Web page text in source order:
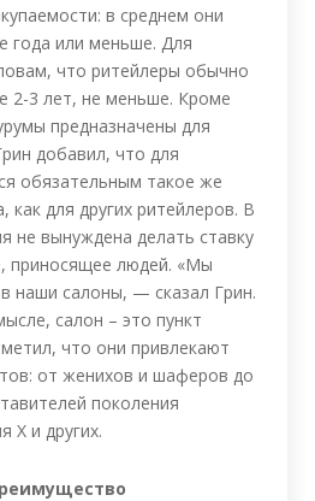
в среднем они
года или меньше. Для
что ритейлеры обычно
2-3 лет, не меньше. Кроме
предназначены для
добавил, что для
обязательным такое же
как для других ритейлеров. В
не вынуждена делать ставку
приносящее людей. «Мы
наши салоны, — сказал Грин.
салон – это пункт
что они привлекают
от женихов и шаферов до
поколения
Х и других.